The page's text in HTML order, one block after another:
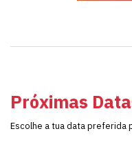
Próximas
Escolhe a tua data preferida